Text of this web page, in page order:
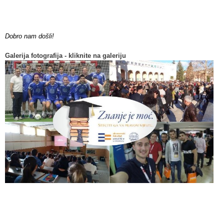
Dobro nam došli!
Galerija fotografija - kliknite na galeriju